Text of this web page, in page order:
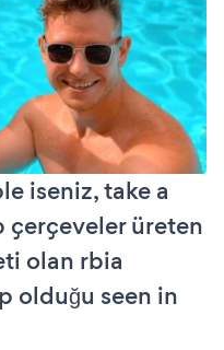
iseniz, take a
çerçeveler üreten
olan rbia
olduğu seen in